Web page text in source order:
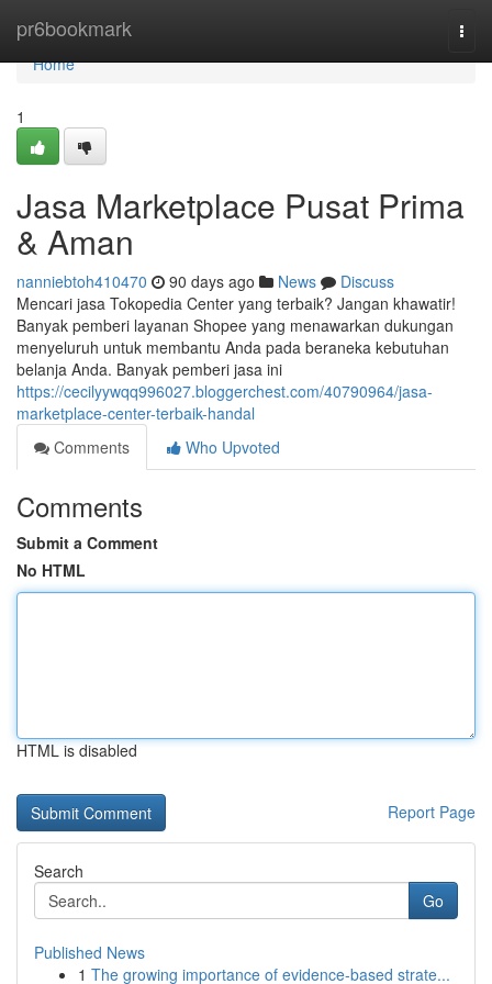
pr6bookmark
Home
Home
1
Jasa Marketplace Pusat Prima
& Aman
nanniebtoh410470 90 days ago News
Discuss
Mencari jasa Tokopedia Center yang terbaik? Jangan khawatir!
Banyak pemberi layanan Shopee yang menawarkan dukungan
menyeluruh untuk membantu Anda pada beraneka kebutuhan
belanja Anda. Banyak pemberi jasa ini
https://cecilyywqq996027.bloggerchest.com/40790964/jasa-
marketplace-center-terbaik-handal
Comments
Who Upvoted
Comments
Submit a Comment
No HTML
HTML is disabled
Report Page
Search
Go
Published News
1 The growing importance of evidence-based strate...